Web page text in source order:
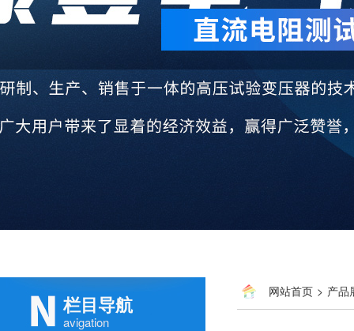
栏目导航
avigation
网站首页 > 产品